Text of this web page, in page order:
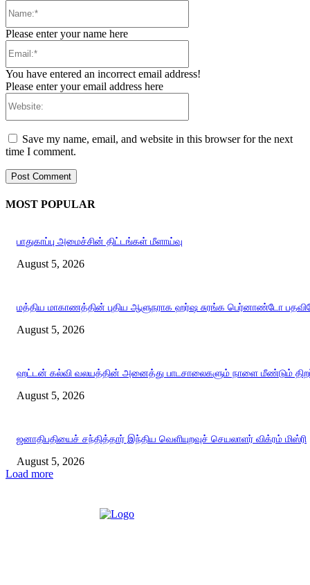
Please enter your name here
You have entered an incorrect email address!
Please enter your email address here
Save my name, email, and website in this browser for the next
time I comment.
MOST POPULAR
பாதுகாப்பு அமைச்சின் திட்டங்கள் மீளாய்வு
August 5, 2026
மத்திய மாகாணத்தின் புதிய ஆளுநராக ஹர்ஷ சுரங்க பெர்னாண்டோ
August 5, 2026
ஹட்டன் கல்வி வலயத்தின் அனைத்து பாடசாலைகளும் நாளை மீண்டும்
August 5, 2026
ஜனாதிபதியைச் சந்தித்தார் இந்திய வெளியுறவுச் செயலாளர் விக்ரம் மிஸ்ரி
August 5, 2026
Load more